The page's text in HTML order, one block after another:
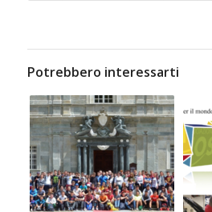
Potrebbero interessarti